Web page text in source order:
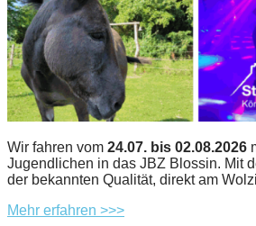
Wir fahren vom 24.07. bis 02.08.2026
Jugendlichen in das JBZ Blossin. Mit
der bekannten Qualität, direkt am
Mehr erfahren >>>